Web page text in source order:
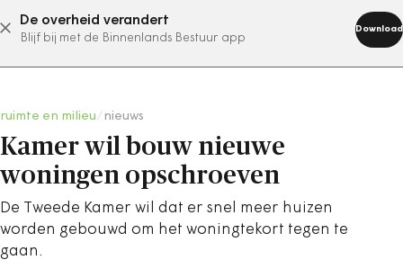
De overheid verandert
Blijf bij met de Binnenlands Bestuur app
Download
abonneer nu
ruimte en milieu nieuws
Kamer wil bouw nieuwe
woningen opschroeven
De Tweede Kamer wil dat er snel meer huizen
worden gebouwd om het woningtekort tegen te
gaan.